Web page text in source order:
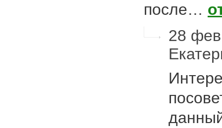
после…
28